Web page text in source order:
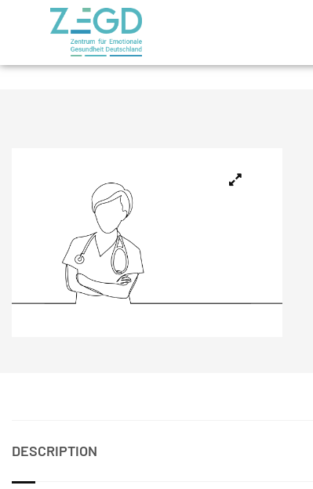
DESCRIPTION